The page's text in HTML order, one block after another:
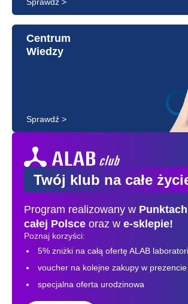
Centrum
Wiedzy
Sprawdź >
Twój klub na całe
Program realizowany w
całej Polsce oraz w e-sklepie!
Poznaj korzyści:
5% zniżki na całą ofertę ALAB
voucher na kolejne zakupy w prezencie
specjalna oferta urodzinowa